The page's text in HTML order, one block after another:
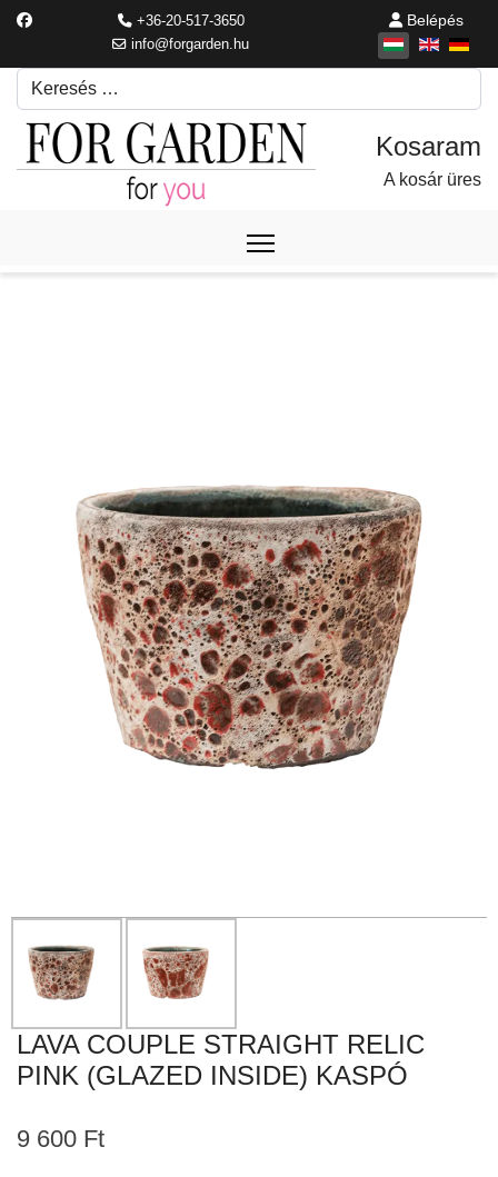
+36-20-517-3650
info@forgarden.hu
Belépés
Keresés
Írjon be egy keresési kifejezést.
A kosár üres
LAVA COUPLE STRAIGHT RELIC
PINK (GLAZED INSIDE) KASPÓ
9 600 Ft